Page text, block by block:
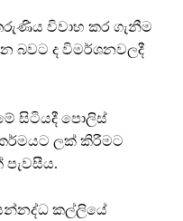
විවාහ කර ගැනීම
බවට ද විමර්ශනවලදී
සිටියදී පොලිස්
ලක් කිරීමට
කල්ලියේ